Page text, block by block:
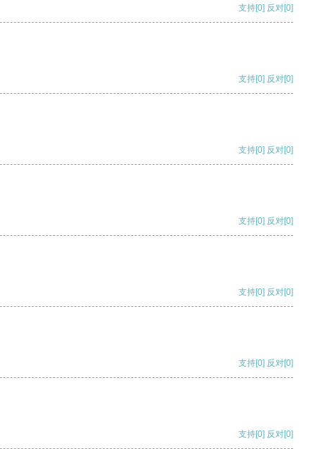
支持[0] 反对[0]
支持[0] 反对[0]
支持[0] 反对[0]
支持[0] 反对[0]
支持[0] 反对[0]
支持[0] 反对[0]
支持[0] 反对[0]